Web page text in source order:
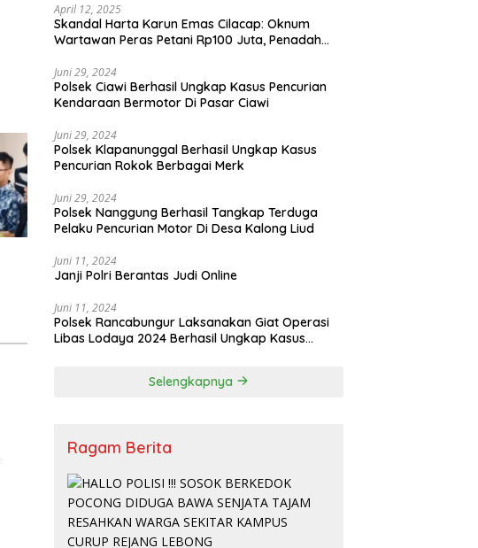
April 12, 2025
Skandal Harta Karun Emas Cilacap: Oknum
Wartawan Peras Petani Rp100 Juta, Penadah
Juni 29, 2024
Polsek Ciawi Berhasil Ungkap Kasus Pencurian
Kendaraan Bermotor Di Pasar Ciawi
Juni 29, 2024
Polsek Klapanunggal Berhasil Ungkap Kasus
Pencurian Rokok Berbagai Merk
Juni 29, 2024
Polsek Nanggung Berhasil Tangkap Terduga
Pelaku Pencurian Motor Di Desa Kalong Liud
Juni 11, 2024
Janji Polri Berantas Judi Online
Juni 11, 2024
Polsek Rancabungur Laksanakan Giat Operasi
Libas Lodaya 2024 Berhasil Ungkap Kasus
Selengkapnya
Ragam Berita